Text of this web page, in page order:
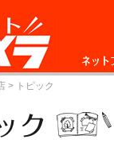
ネット
> トピック